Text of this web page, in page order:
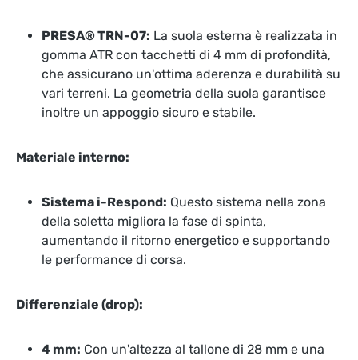
PRESA® TRN-07: La suola esterna è realizzata in
gomma ATR con tacchetti di 4 mm di profondità,
che assicurano un'ottima aderenza e durabilità su
vari terreni. La geometria della suola garantisce
inoltre un appoggio sicuro e stabile.
Materiale interno:
Sistema i-Respond: Questo sistema nella zona
della soletta migliora la fase di spinta,
aumentando il ritorno energetico e supportando
le performance di corsa.
Differenziale (drop):
4 mm: Con un'altezza al tallone di 28 mm e una